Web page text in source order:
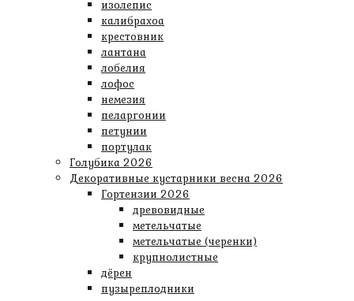
изолепис
калибрахоа
крестовник
лантана
лобелия
лофос
немезия
пеларгонии
петунии
портулак
Голубика 2026
Декоративные кустарники весна 2026
Гортензии 2026
древовидные
метельчатые
метельчатые (черенки)
крупнолистные
дёрен
пузыреплодники